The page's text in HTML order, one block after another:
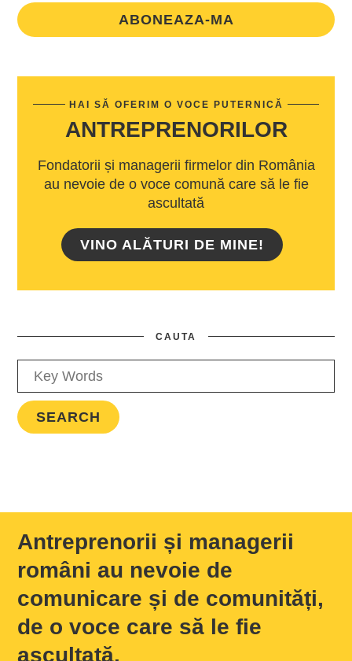
ABONEAZA-MA
HAI SĂ OFERIM O VOCE PUTERNICĂ
ANTREPRENORILOR
Fondatorii și managerii firmelor din România
au nevoie de o voce comună care să le fie
ascultată
VINO ALĂTURI DE MINE!
CAUTA
Antreprenorii și managerii
români au nevoie de
comunicare și de comunități,
de o voce care să le fie
ascultată.